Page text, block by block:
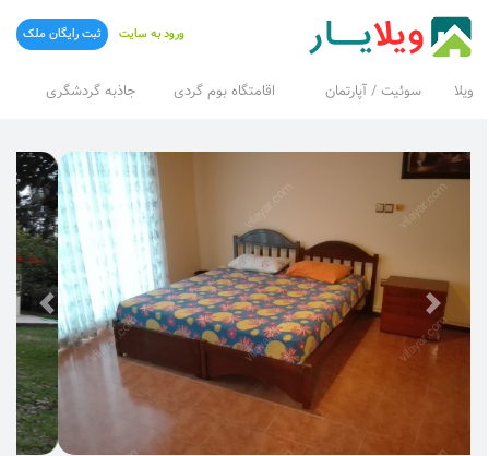
ویلا سوئیت / آپارتمان اقامتگاه بوم گردی جاذبه گردشگری
ورود به سایت ثبت رایگان ملک